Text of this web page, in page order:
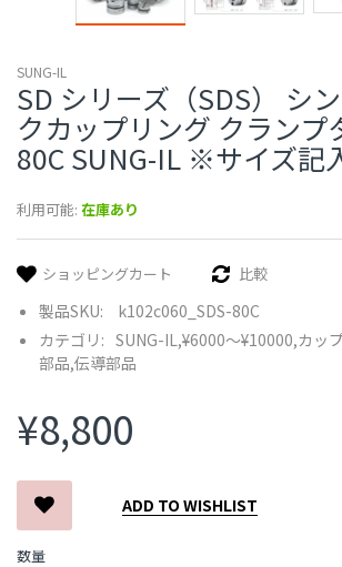
SUNG-IL
SD シリーズ（SDS） シ
クカップリング クランプ
80C SUNG-IL ※サイズ記
利用可能: 在庫あり
ショッピングカート 比較
製品SKU:
k102c060_SDS-80C
カテゴリ: SUNG-IL,¥6000〜¥10000,カッ
部品,伝導部品
¥8,800
ADD TO WISHLIST
数量